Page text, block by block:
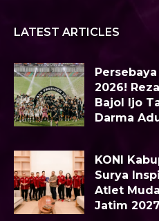
LATEST ARTICLES
2026!
Bajol Ijo
Darma
KONI
Surya
Atlet
Jatim 2027